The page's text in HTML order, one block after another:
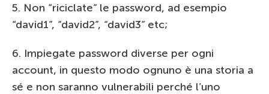
5. Non “riciclate” le password, ad esempio
“david1”, “david2”, “david3” etc;
6. Impiegate password diverse per ogni
account, in questo modo ognuno è una storia a
sé e non saranno vulnerabili perché l’uno